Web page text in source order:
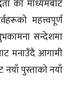
का माध्यमबाट
महत्त्वपूर्ण
सन्देशमा
मनाउँदै आगामी
नयाँ पुस्ताको नयाँ